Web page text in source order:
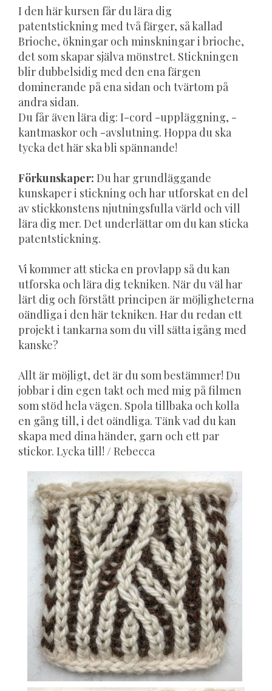
I den här kursen får du lära dig
patentstickning med två färger, så kallad
Brioche, ökningar och minskningar i brioche,
det som skapar själva mönstret. Stickningen
blir dubbelsidig med den ena färgen
dominerande på ena sidan och tvärtom på
andra sidan.
Du får även lära dig: I-cord -uppläggning, -
kantmaskor och -avslutning. Hoppa du ska
tycka det här ska bli spännande!
Förkunskaper: Du har grundläggande
kunskaper i stickning och har utforskat en del
av stickkonstens njutningsfulla värld och vill
lära dig mer. Det underlättar om du kan sticka
patentstickning.
Vi kommer att sticka en provlapp så du kan
utforska och lära dig tekniken. När du väl har
lärt dig och förstått principen är möjligheterna
oändliga i den här tekniken. Har du redan ett
projekt i tankarna som du vill sätta igång med
kanske?
Allt är möjligt, det är du som bestämmer! Du
jobbar i din egen takt och med mig på filmen
som stöd hela vägen. Spola tillbaka och kolla
en gång till, i det oändliga. Tänk vad du kan
skapa med dina händer, garn och ett par
stickor. Lycka till! / Rebecca